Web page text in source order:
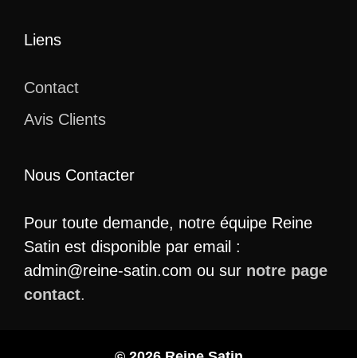
Liens
Contact
Avis Clients
Nous Contacter
Pour toute demande, notre équipe Reine
Satin est disponible par email :
admin@reine-satin.com ou sur notre page
contact.